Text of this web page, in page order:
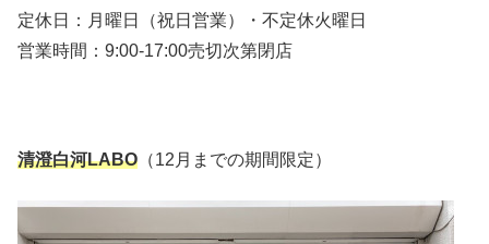
定休日：月曜日（祝日営業）・不定休火曜日
営業時間：9:00-17:00売切次第閉店
清澄白河LABO （12月までの期間限定）